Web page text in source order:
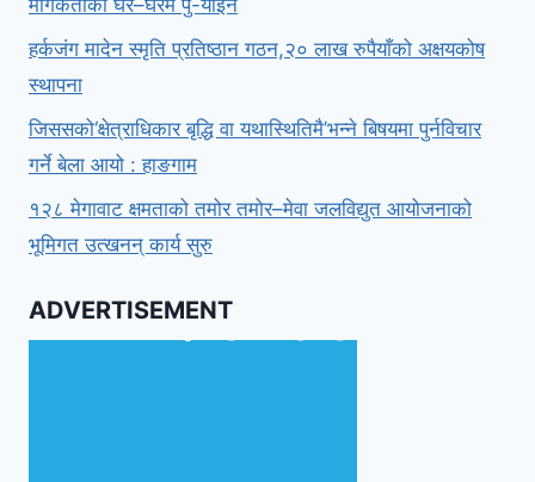
मार्गकर्ताको घर–घरमै पु-याइने
हर्कजंग मादेन स्मृति प्रतिष्ठान गठन,२० लाख रुपैयाँको अक्षयकोष
स्थापना
जिससको‘क्षेत्राधिकार बृद्धि वा यथास्थितिमै’भन्ने बिषयमा पुर्नविचार
गर्ने बेला आयो : हाङगाम
१२८ मेगावाट क्षमताको तमोर तमोर–मेवा जलविद्युत आयोजनाको
भूमिगत उत्खनन् कार्य सुरु
ADVERTISEMENT